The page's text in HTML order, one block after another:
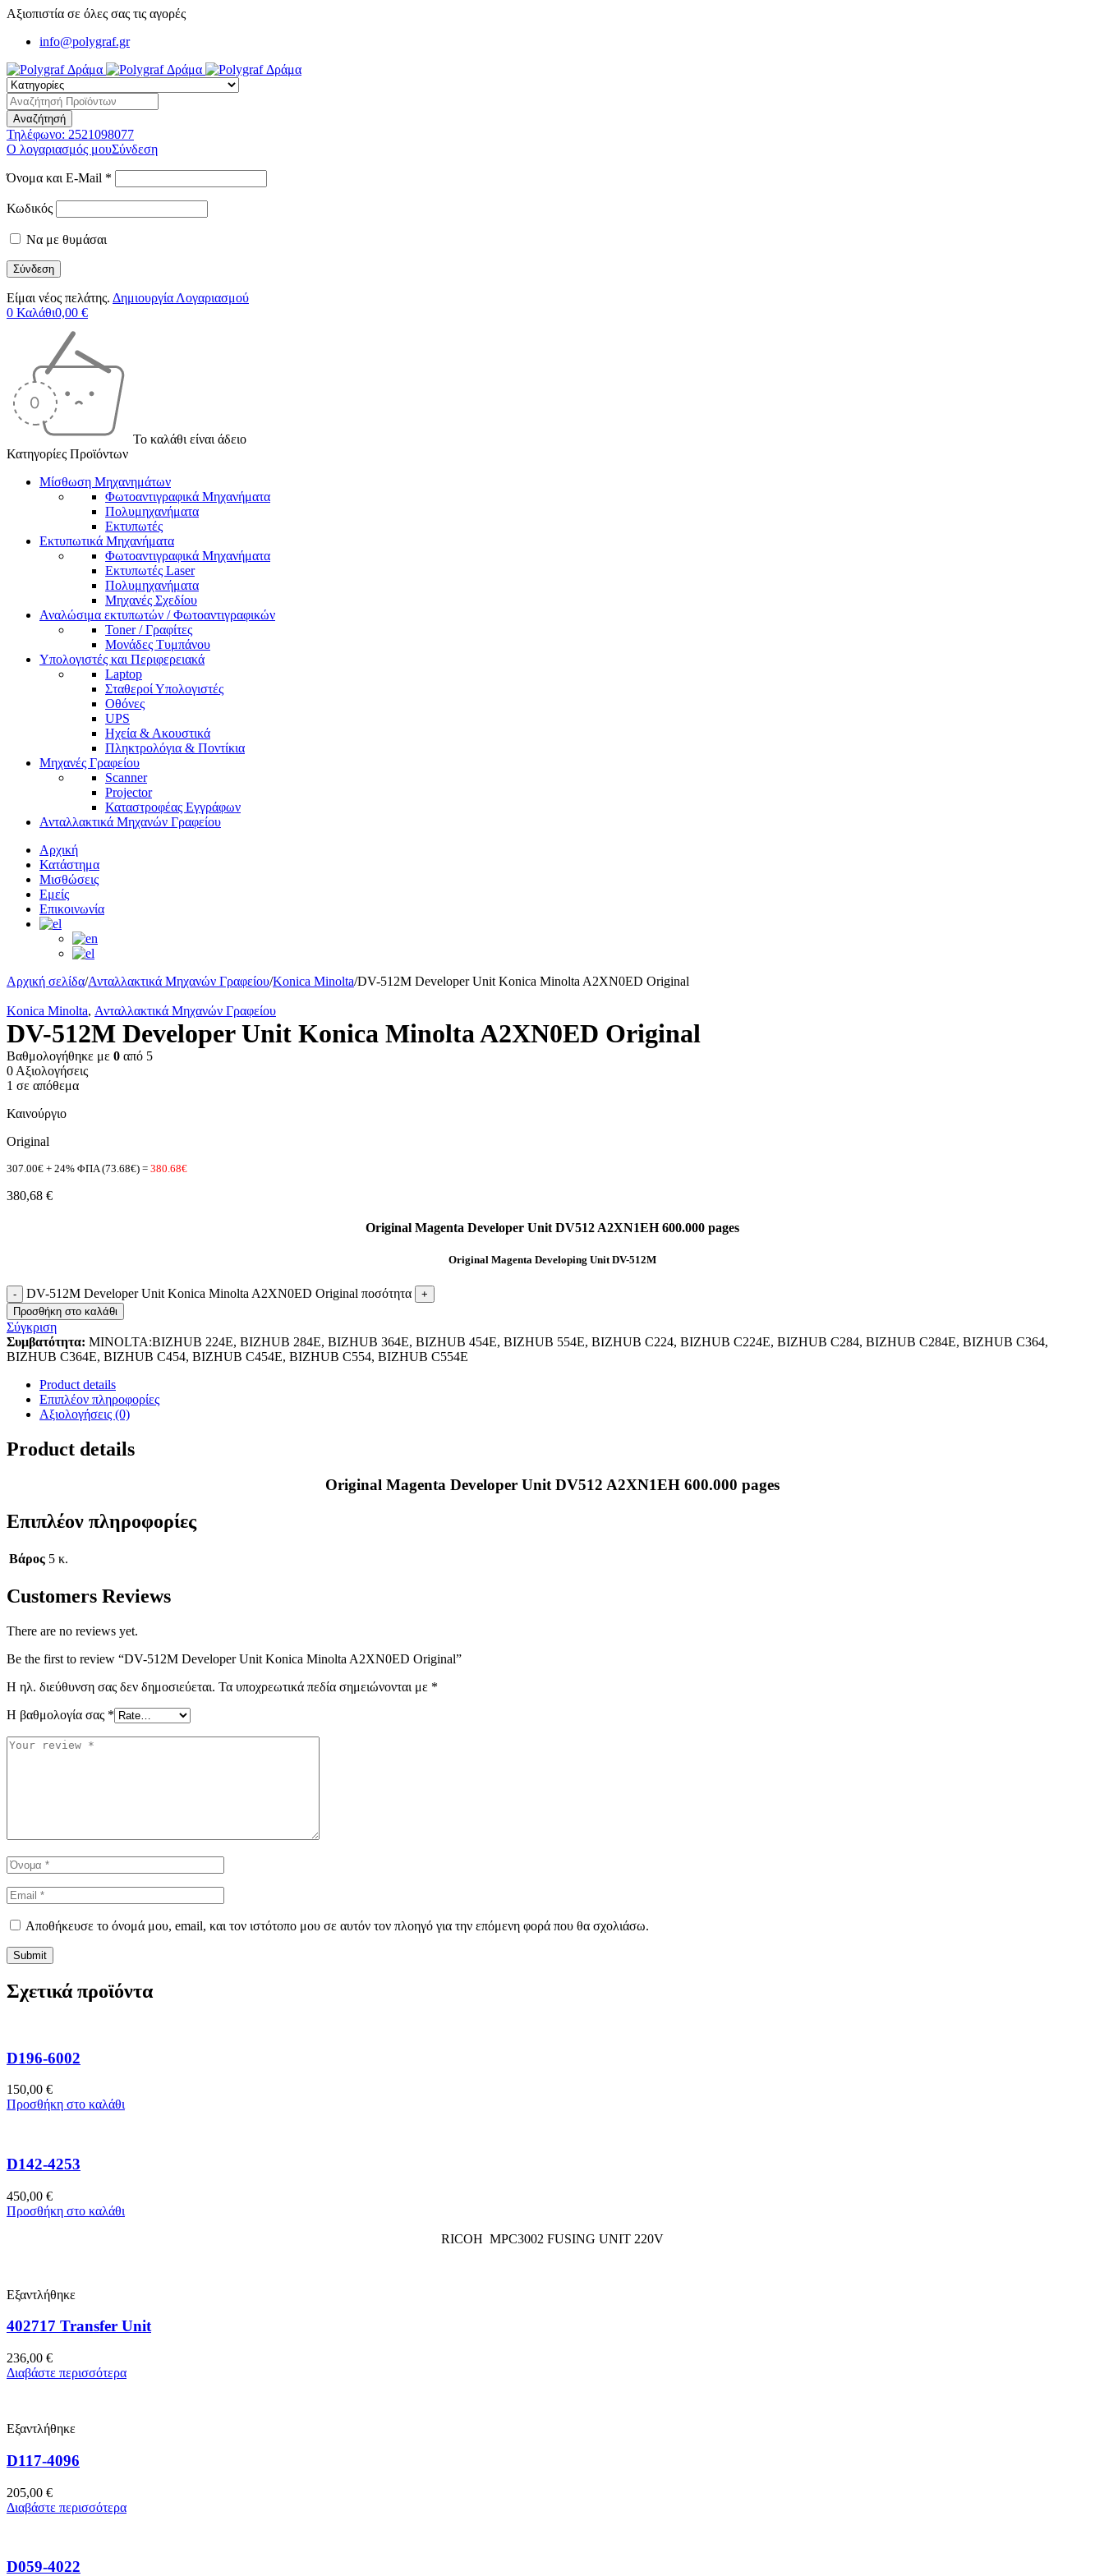
Αξιοπιστία σε όλες σας τις αγορές
info@polygraf.gr
Τηλέφωνο: 2521098077
Ο λογαριασμός μουΣύνδεση
Όνομα και E-Mail *
Κωδικός
Να με θυμάσαι
Είμαι νέος πελάτης. Δημιουργία Λογαριασμού
0 Καλάθι0,00 €
Το καλάθι είναι άδειο
Κατηγορίες Προϊόντων
Μίσθωση Μηχανημάτων
Φωτοαντιγραφικά Μηχανήματα
Πολυμηχανήματα
Εκτυπωτές
Εκτυπωτικά Μηχανήματα
Φωτοαντιγραφικά Μηχανήματα
Εκτυπωτές Laser
Πολυμηχανήματα
Μηχανές Σχεδίου
Αναλώσιμα εκτυπωτών / Φωτοαντιγραφικών
Toner / Γραφίτες
Μονάδες Τυμπάνου
Υπολογιστές και Περιφερειακά
Laptop
Σταθεροί Υπολογιστές
Οθόνες
UPS
Ηχεία & Ακουστικά
Πληκτρολόγια & Ποντίκια
Μηχανές Γραφείου
Scanner
Projector
Καταστροφέας Εγγράφων
Ανταλλακτικά Μηχανών Γραφείου
Αρχική
Κατάστημα
Μισθώσεις
Εμείς
Επικοινωνία
Αρχική σελίδα/Ανταλλακτικά Μηχανών Γραφείου/Konica Minolta/DV-512M Developer Unit Konica Minolta A2XN0ED Original
Konica Minolta, Ανταλλακτικά Μηχανών Γραφείου
DV-512M Developer Unit Konica Minolta A2XN0ED Original
Βαθμολογήθηκε με 0 από 5
0 Αξιολογήσεις
1 σε απόθεμα
Καινούργιο
Original
307.00€ + 24% ΦΠΑ (73.68€) = 380.68€
380,68 €
Original Magenta Developer Unit DV512 A2XN1EH 600.000 pages
Original Magenta Developing Unit DV-512M
DV-512M Developer Unit Konica Minolta A2XN0ED Original ποσότητα
Προσθήκη στο καλάθι
Σύγκριση
Συμβατότητα: MINOLTA:BIZHUB 224E, BIZHUB 284E, BIZHUB 364E, BIZHUB 454E, BIZHUB 554E, BIZHUB C224, BIZHUB C224E, BIZHUB C284, BIZHUB C284E, BIZHUB C364,
BIZHUB C364E, BIZHUB C454, BIZHUB C454E, BIZHUB C554, BIZHUB C554E
Product details
Επιπλέον πληροφορίες
Αξιολογήσεις (0)
Product details
Original Magenta Developer Unit DV512 A2XN1EH 600.000 pages
Επιπλέον πληροφορίες
Βάρος 5 κ.
Customers Reviews
There are no reviews yet.
Be the first to review “DV-512M Developer Unit Konica Minolta A2XN0ED Original”
Η ηλ. διεύθυνση σας δεν δημοσιεύεται. Τα υποχρεωτικά πεδία σημειώνονται με *
Η βαθμολογία σας *
Αποθήκευσε το όνομά μου, email, και τον ιστότοπο μου σε αυτόν τον πλοηγό για την επόμενη φορά που θα σχολιάσω.
Σχετικά προϊόντα
D196-6002
150,00 €
Προσθήκη στο καλάθι
D142-4253
450,00 €
Προσθήκη στο καλάθι
RICOH MPC3002 FUSING UNIT 220V
Εξαντλήθηκε
402717 Transfer Unit
236,00 €
Διαβάστε περισσότερα
Εξαντλήθηκε
D117-4096
205,00 €
Διαβάστε περισσότερα
D059-4022